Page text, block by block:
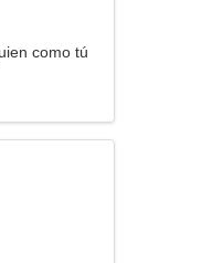
como tú